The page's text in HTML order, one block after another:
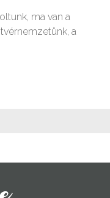
ma van a
a